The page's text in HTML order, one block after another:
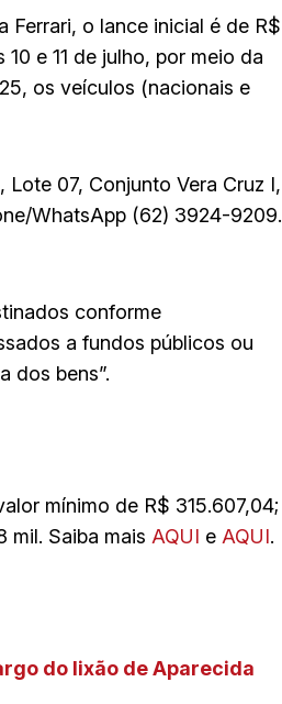
Ferrari, o lance inicial é de R$
e 11 de julho, por meio da
os veículos (nacionais e
Lote 07, Conjunto Vera Cruz I,
WhatsApp (62) 3924-9209.
conforme
a fundos públicos ou
dos bens”.
mínimo de R$ 315.607,04;
mil. Saiba mais AQUI e AQUI.
do lixão de Aparecida